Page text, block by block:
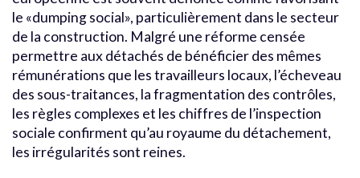
le «dumping social», particulièrement dans le secteur
de la construction. Malgré une réforme censée
permettre aux détachés de bénéficier des mêmes
rémunérations que les travailleurs locaux, l’écheveau
des sous-traitances, la fragmentation des contrôles,
les règles complexes et les chiffres de l’inspection
sociale confirment qu’au royaume du détachement,
les irrégularités sont reines.